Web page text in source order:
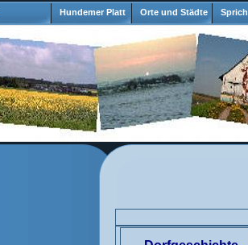
Hundemer Platt Orte und Städte Sprich